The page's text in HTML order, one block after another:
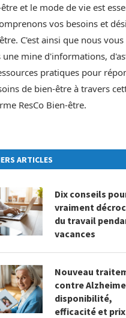
et le mode de vie est
vos besoins et
C'est ainsi que nous vous
mine d'informations,
pratiques pour
de bien-être à travers
ResCo Bien-être.
ARTICLES
Dix conseils
vraiment
du travail
vacances
Nouveau
contre
disponibilité,
efficacité et prix